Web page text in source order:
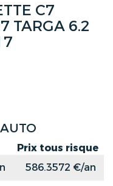
C7
TARGA 6.2
Prix tous risque
586.3572 €/an